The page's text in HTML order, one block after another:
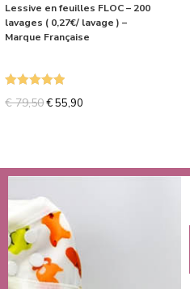
Lessive en feuilles FLOC – 200
lavages ( 0,27€/ lavage ) –
Marque Française
€79,50€55,90